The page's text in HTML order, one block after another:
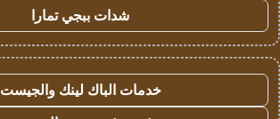
شدات ببجي تمارا
خدمات الباك لينك والجيست